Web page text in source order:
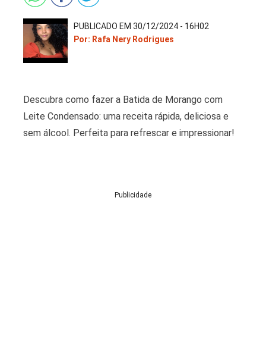
PUBLICADO EM 30/12/2024 - 16H02
Por: Rafa Nery Rodrigues
Descubra como fazer a Batida de Morango com
Leite Condensado: uma receita rápida, deliciosa e
sem álcool. Perfeita para refrescar e impressionar!
Publicidade